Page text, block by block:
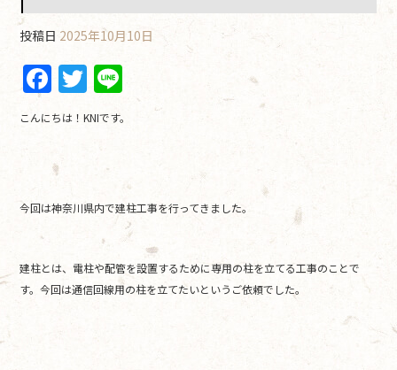
投稿日 2025年10月10日
F
a
c
e
b
o
k
T
w
itt
er
n
e
こんにちは！KNIです。
今回は神奈川県内で建柱工事を行ってきました。
建柱とは、電柱や配管を設置するために専用の柱を立てる工事のことで
す。今回は通信回線用の柱を立てたいというご依頼でした。